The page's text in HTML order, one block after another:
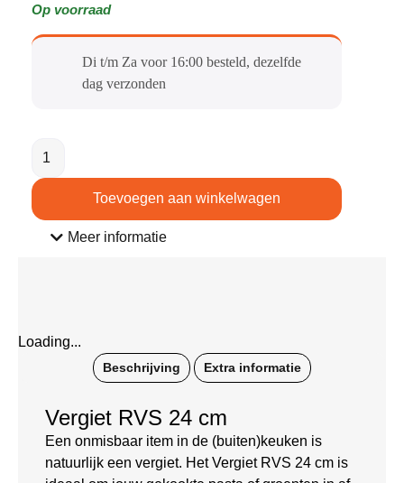
Op voorraad
Di t/m Za voor 16:00 besteld, dezelfde
dag verzonden​
Toevoegen aan winkelwagen
Meer informatie
Loading...
Beschrijving Extra informatie
Vergiet RVS 24 cm
Een onmisbaar item in de (buiten)keuken is
natuurlijk een vergiet. Het Vergiet RVS 24 cm is